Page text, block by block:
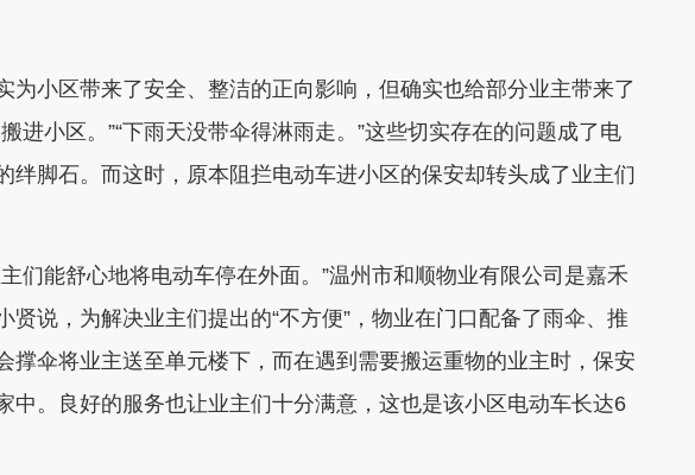
小区带来了安全、整洁的正向影响，但确实也给部分业主带来了
进小区。”“下雨天没带伞得淋雨走。”这些切实存在的问题成了电
绊脚石。而这时，原本阻拦电动车进小区的保安却转头成了业主们
能舒心地将电动车停在外面。”温州市和顺物业有限公司是嘉禾
贤说，为解决业主们提出的“不方便”，物业在门口配备了雨伞、推
撑伞将业主送至单元楼下，而在遇到需要搬运重物的业主时，保安
中。良好的服务也让业主们十分满意，这也是该小区电动车长达6